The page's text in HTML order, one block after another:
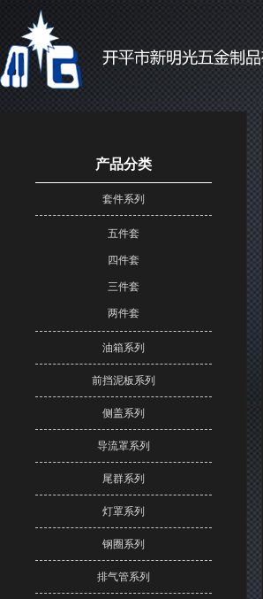
产品分类
套件系列
五件套
四件套
三件套
两件套
油箱系列
前挡泥板系列
侧盖系列
导流罩系列
尾群系列
灯罩系列
钢圈系列
排气管系列